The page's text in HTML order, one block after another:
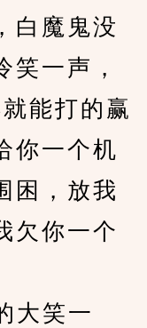
白魔鬼没
笑一声，
能打的赢
你一个机
困，放我
欠你一个
笑一